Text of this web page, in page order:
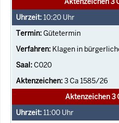
10:20 Uhr
Gütetermin
Klagen in
C020
3 Ca 1585/26
Aktenzeichen 3
11:00 Uhr